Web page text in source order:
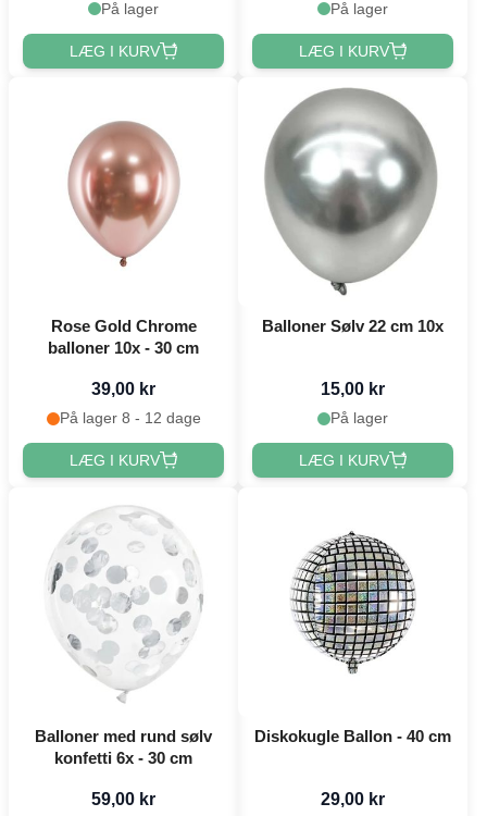
På lager
LÆG I KURV
På lager
LÆG I KURV
Rose Gold Chrome
balloner 10x - 30 cm
39,00 kr
På lager 8 - 12 dage
LÆG I KURV
Balloner Sølv 22 cm 10x
15,00 kr
På lager
LÆG I KURV
Balloner med rund sølv
konfetti 6x - 30 cm
59,00 kr
Diskokugle Ballon - 40 cm
29,00 kr